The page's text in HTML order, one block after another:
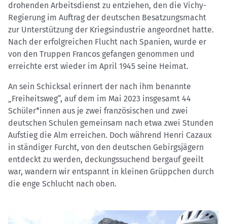
drohenden Arbeitsdienst zu entziehen, den die Vichy-
Regierung im Auftrag der deutschen Besatzungsmacht
zur Unterstützung der Kriegsindustrie angeordnet hatte.
Nach der erfolgreichen Flucht nach Spanien, wurde er
von den Truppen Francos gefangen genommen und
erreichte erst wieder im April 1945 seine Heimat.
An sein Schicksal erinnert der nach ihm benannte
„Freiheitsweg“, auf dem im Mai 2023 insgesamt 44
Schüler*innen aus je zwei französischen und zwei
deutschen Schulen gemeinsam nach etwa zwei Stunden
Aufstieg die Alm erreichen. Doch während Henri Cazaux
in ständiger Furcht, von den deutschen Gebirgsjägern
entdeckt zu werden, deckungssuchend bergauf geeilt
war, wandern wir entspannt in kleinen Grüppchen durch
die enge Schlucht nach oben.